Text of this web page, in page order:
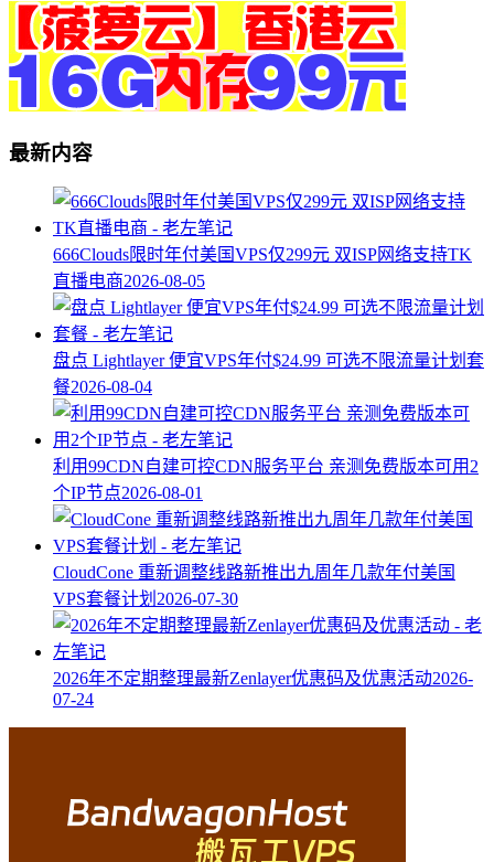
最新内容
666Clouds限时年付美国VPS仅299元 双ISP网络支持TK
直播电商2026-08-05
盘点 Lightlayer 便宜VPS年付$24.99 可选不限流量计划套
餐2026-08-04
利用99CDN自建可控CDN服务平台 亲测免费版本可用2
个IP节点2026-08-01
CloudCone 重新调整线路新推出九周年几款年付美国
VPS套餐计划 2026-07-30
2026年不定期整理最新Zenlayer优惠码及优惠活动2026-
07-24